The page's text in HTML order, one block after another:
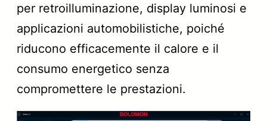
per retroilluminazione, display luminosi e
applicazioni automobilistiche, poiché
riducono efficacemente il calore e il
consumo energetico senza
compromettere le prestazioni.